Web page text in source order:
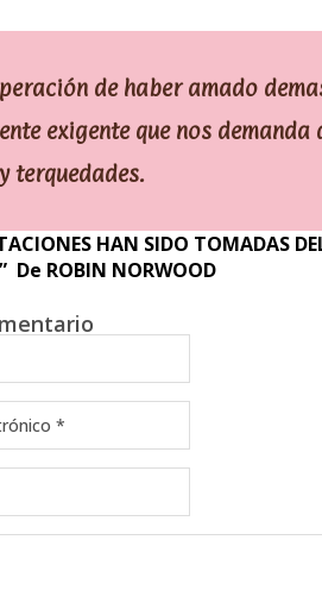
de haber amado
exigente que nos
terquedades.
HAN SIDO TOMADAS
De ROBIN NORWOOD